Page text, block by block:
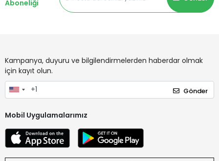
Aboneliği
Kampanya, duyuru ve bilgilendirmelerden haberdar olmak
için kayıt olun.
Gönder
Mobil Uygulamalarımız